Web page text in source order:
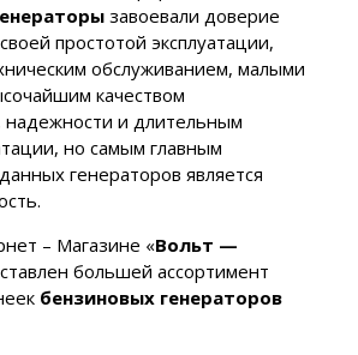
завоевали доверие
простотой эксплуатации,
обслуживанием, малыми
качеством
надежности и длительным
но самым главным
генераторов является
– Магазине «Вольт —
большей ассортимент
бензиновых генераторов